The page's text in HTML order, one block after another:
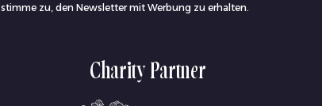
stimme zu, den Newsletter mit Werbung zu erhalten.
Charity Partner